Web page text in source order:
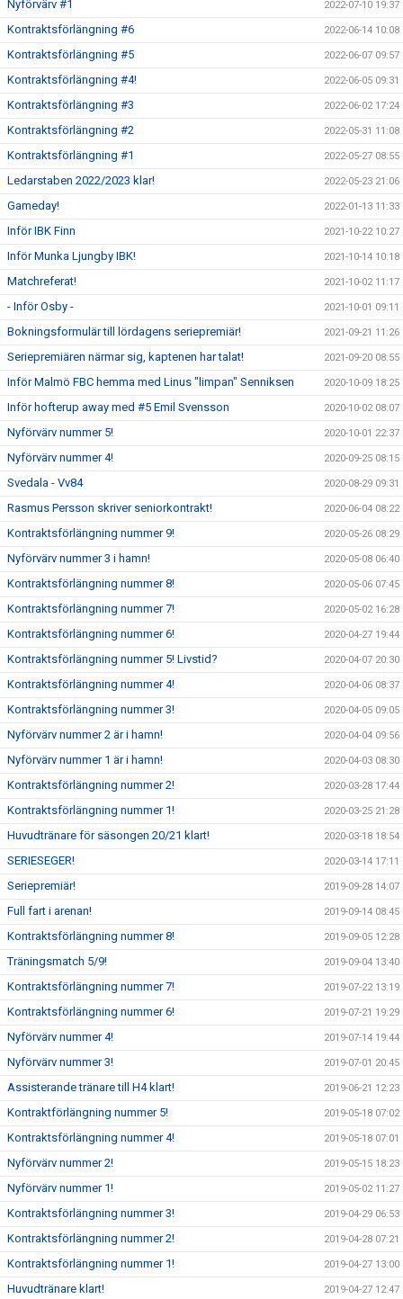
Nyförvärv #1 2022-07-10 19:37
Kontraktsförlängning #6 2022-06-14 10:08
Kontraktsförlängning #5 2022-06-07 09:57
Kontraktsförlängning #4! 2022-06-05 09:31
Kontraktsförlängning #3 2022-06-02 17:24
Kontraktsförlängning #2 2022-05-31 11:08
Kontraktsförlängning #1 2022-05-27 08:55
Ledarstaben 2022/2023 klar! 2022-05-23 21:06
Gameday! 2022-01-13 11:33
Inför IBK Finn 2021-10-22 10:27
Inför Munka Ljungby IBK! 2021-10-14 10:18
Matchreferat! 2021-10-02 11:17
- Inför Osby - 2021-10-01 09:11
Bokningsformulär till lördagens seriepremiär! 2021-09-21 11:26
Seriepremiären närmar sig, kaptenen har talat! 2021-09-20 08:55
Inför Malmö FBC hemma med Linus "limpan" Senniksen 2020-10-09 18:25
Inför hofterup away med #5 Emil Svensson 2020-10-02 08:07
Nyförvärv nummer 5! 2020-10-01 22:37
Nyförvärv nummer 4! 2020-09-25 08:15
Svedala - Vv84 2020-08-29 09:31
Rasmus Persson skriver seniorkontrakt! 2020-06-04 08:22
Kontraktsförlängning nummer 9! 2020-05-26 08:29
Nyförvärv nummer 3 i hamn! 2020-05-08 06:40
Kontraktsförlängning nummer 8! 2020-05-06 07:45
Kontraktsförlängning nummer 7! 2020-05-02 16:28
Kontraktsförlängning nummer 6! 2020-04-27 19:44
Kontraktsförlängning nummer 5! Livstid? 2020-04-07 20:30
Kontraktsförlängning nummer 4! 2020-04-06 08:37
Kontraktsförlängning nummer 3! 2020-04-05 09:05
Nyförvärv nummer 2 är i hamn! 2020-04-04 09:56
Nyförvärv nummer 1 är i hamn! 2020-04-03 08:30
Kontraktsförlängning nummer 2! 2020-03-28 17:44
Kontraktsförlängning nummer 1! 2020-03-25 21:28
Huvudtränare för säsongen 20/21 klart! 2020-03-18 18:54
SERIESEGER! 2020-03-14 17:11
Seriepremiär! 2019-09-28 14:07
Full fart i arenan! 2019-09-14 08:45
Kontraktsförlängning nummer 8! 2019-09-05 12:28
Träningsmatch 5/9! 2019-09-04 13:40
Kontraktsförlängning nummer 7! 2019-07-22 13:19
Kontraktsförlängning nummer 6! 2019-07-21 19:29
Nyförvärv nummer 4! 2019-07-14 19:44
Nyförvärv nummer 3! 2019-07-01 20:45
Assisterande tränare till H4 klart! 2019-06-21 12:23
Kontraktförlängning nummer 5! 2019-05-18 07:02
Kontraktsförlängning nummer 4! 2019-05-18 07:01
Nyförvärv nummer 2! 2019-05-15 18:23
Nyförvärv nummer 1! 2019-05-02 11:27
Kontraktsförlängning nummer 3! 2019-04-29 06:53
Kontraktsförlängning nummer 2! 2019-04-28 07:21
Kontraktsförlängning nummer 1! 2019-04-27 13:00
Huvudtränare klart! 2019-04-27 12:47